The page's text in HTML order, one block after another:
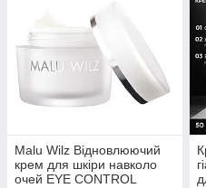
Malu Wilz Відновлюючий
крем для шкіри навколо
очей EYE CONTROL